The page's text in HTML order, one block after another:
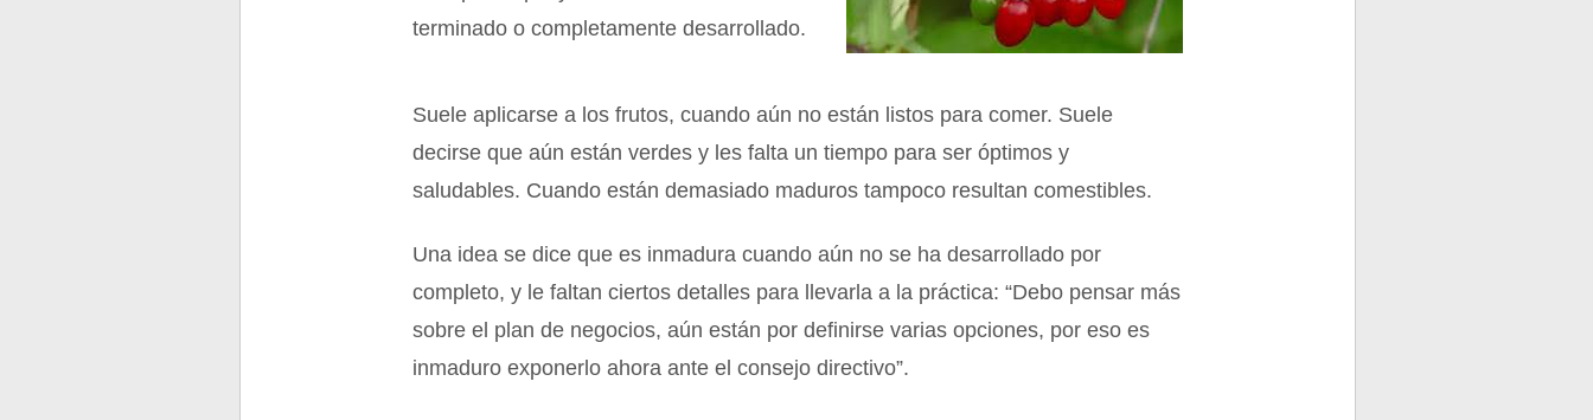
terminado o completamente desarrollado.
Suele aplicarse a los frutos, cuando aún no están listos para comer. Suele
decirse que aún están verdes y les falta un tiempo para ser óptimos y
saludables. Cuando están demasiado maduros tampoco resultan comestibles.
Una idea se dice que es inmadura cuando aún no se ha desarrollado por
completo, y le faltan ciertos detalles para llevarla a la práctica: “Debo pensar más
sobre el plan de negocios, aún están por definirse varias opciones, por eso es
inmaduro exponerlo ahora ante el consejo directivo”.